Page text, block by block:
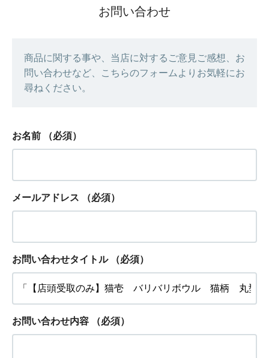
お問い合わせ
商品に関する事や、当店に対するご意見ご感想、お
問い合わせなど、こちらのフォームよりお気軽にお
尋ねください。
お名前 （必須）
メールアドレス （必須）
お問い合わせタイトル （必須）
お問い合わせ内容 （必須）